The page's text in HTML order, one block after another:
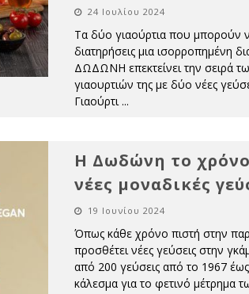
24 Ιουλίου 2024
Τα δύο γιαούρτια που μπορούν
διατηρήσεις μια ισορροπημένη
ΔΩΔΩΝΗ επεκτείνει την σειρά
γιαουρτιών της με δύο νέες
Γιαούρτι ...
Η Δωδώνη το
νέες μοναδικές
19 Ιουνίου 2024
Όπως κάθε χρόνο πιστή στην
προσθέτει νέες γεύσεις στην
από 200 γεύσεις από το 1967
κάλεσμα για το φετινό μέτρημα